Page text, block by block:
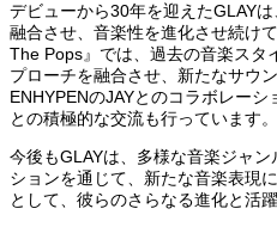
デビューから30年を迎えたGLAY
融合させ、音楽性を進化させ続け
The Pops』では、過去の音楽スタ
プローチを融合させ、新たなサウ
ENHYPENのJAYとのコラボレー
との積極的な交流も行っています。
今後もGLAYは、多様な音楽ジャ
ションを通じて、新たな音楽表現
として、彼らのさらなる進化と活